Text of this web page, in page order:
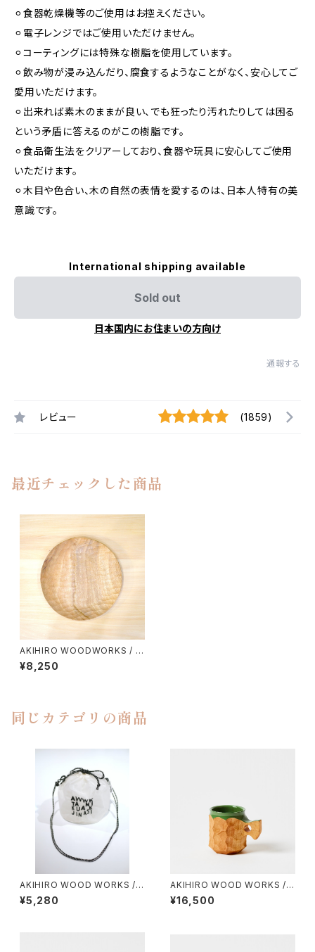
⚪︎食器乾燥機等のご使用はお控えください。
⚪︎電子レンジではご使用いただけません。
⚪︎コーティングには特殊な樹脂を使用しています。
⚪︎飲み物が浸み込んだり、腐食するようなことがなく、安心してご
愛用いただけます。
⚪︎出来れば素木のままが良い、でも狂ったり汚れたりしては困る
という矛盾に答えるのがこの樹脂です。
⚪︎食品衛生法をクリアーしており、食器や玩具に安心してご使用
いただけます。
⚪︎木目や色合い、木の自然の表情を愛するのは、日本人特有の美
意識です。
International shipping available
Sold out
日本国内にお住まいの方向け
通報する
レビュー (1859)
最近チェックした商品
AKIHIRO WOODWORKS / プ
レート２４０
¥8,250
同じカテゴリの商品
AKIHIRO WOOD WORKS /
スケスケ巾着
¥5,280
AKIHIRO WOOD WORKS / J
INCUP URUSHI HYBRID（MI
NI）
¥16,500